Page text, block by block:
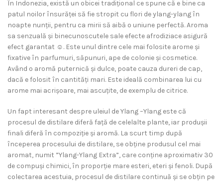
În Indonezia, există un obicei tradițional ce spune că e bine ca
patul noilor însurăței să fie stropit cu flori de ylang-ylang în
noapte nunții, pentru ca mirii să aibă o uniune perfectă. Aroma
sa senzuală și binecunoscutele sale efecte afrodiziace asigură
efect garantat ☺. Este unul dintre cele mai folosite arome și
fixative în parfumuri, săpunuri, ape de colonie și cosmetice.
Având o aromă puternică și dulce, poate cauza dureri de cap,
dacă e folosit în cantități mari. Este ideală combinarea lui cu
arome mai acrișoare, mai ascuțite, de exemplu de citrice.
Un fapt interesant despre uleiul de Ylang –Ylang este că
procesul de distilare diferă față de celelalte plante, iar produșii
finali diferă în compoziție și aromă. La scurt timp după
începerea procesului de distilare, se obține produsul cel mai
aromat, numit ”Ylang-Ylang Extra”, care conține aproximativ 30
de compuși chimici, în proporție mare esteri, eteri și fenoli. După
colectarea acestuia, procesul de distilare continuă și se obțin pe